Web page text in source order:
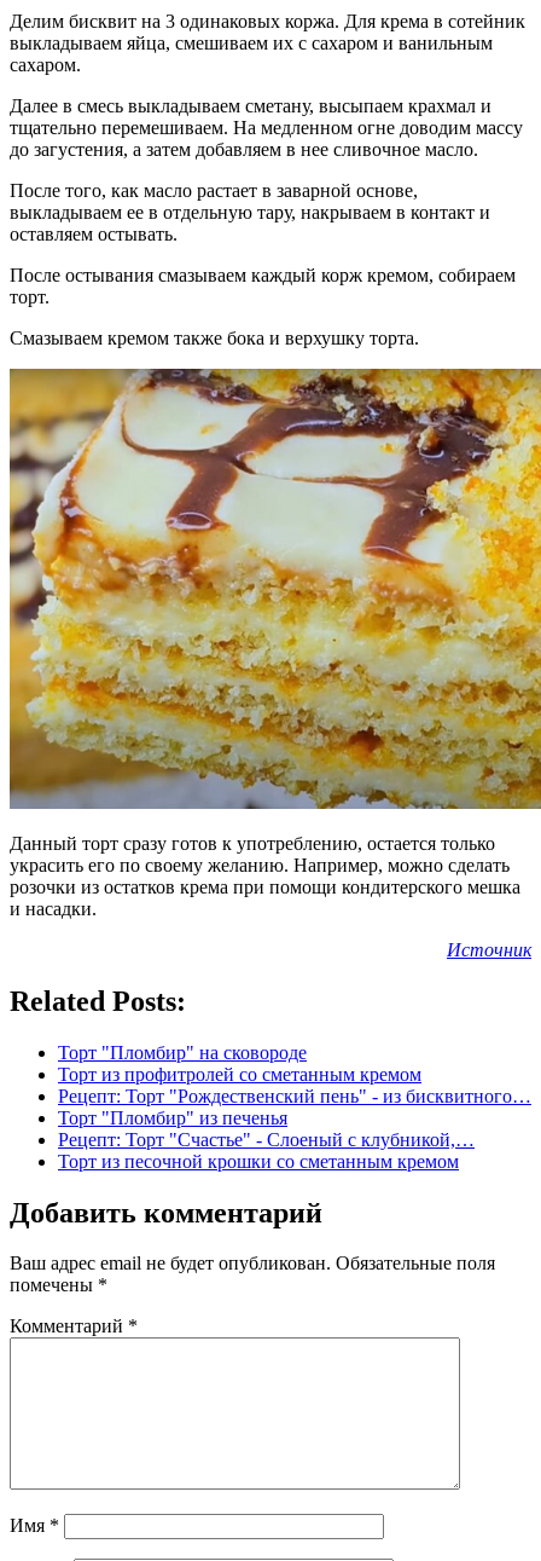
Делим бисквит на 3 одинаковых коржа. Для крема в сотейник
выкладываем яйца, смешиваем их с сахаром и ванильным
сахаром.
Далее в смесь выкладываем сметану, высыпаем крахмал и
тщательно перемешиваем. На медленном огне доводим массу
до загустения, а затем добавляем в нее сливочное масло.
После того, как масло растает в заварной основе,
выкладываем ее в отдельную тару, накрываем в контакт и
оставляем остывать.
После остывания смазываем каждый корж кремом, собираем
торт.
Смазываем кремом также бока и верхушку торта.
Данный торт сразу готов к употреблению, остается только
украсить его по своему желанию. Например, можно сделать
розочки из остатков крема при помощи кондитерского мешка
и насадки.
Источник
Related Posts:
Торт "Пломбир" на сковороде
Торт из профитролей со сметанным кремом
Рецепт: Торт "Рождественский пень" - из бисквитного…
Торт "Пломбир" из печенья
Рецепт: Торт "Счастье" - Слоеный с клубникой,…
Торт из песочной крошки со сметанным кремом
Добавить комментарий
Ваш адрес email не будет опубликован. Обязательные поля
помечены *
Комментарий *
Имя *